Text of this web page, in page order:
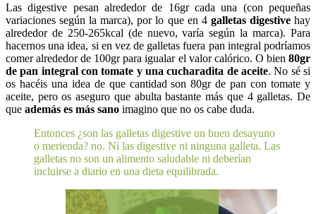
Las digestive pesan alrededor de 16gr cada una (con pequeñas
variaciones según la marca), por lo que en 4 galletas digestivehay
alrededor de 250-265kcal (de nuevo, varía según la marca). Para
hacernos una idea, si en vez de galletas fuera pan integral podríamos
comer alrededor de 100gr para igualar el valor calórico. O bien 80gr
de pan integral con tomate y una cucharadita de aceite. No sé si
os hacéis una idea de que cantidad son 80gr de pan con tomate y
aceite, pero os aseguro que abulta bastante más que 4 galletas. De
que además es más sano imagino que no os cabe duda.
Entonces ¿son las galletas digestive un buen desayuno
o merienda? no. Ni las digestive ni ninguna galleta. Las
galletas no son un alimento saludable ni deberían
incluirse a diario en una dieta equilibrada.